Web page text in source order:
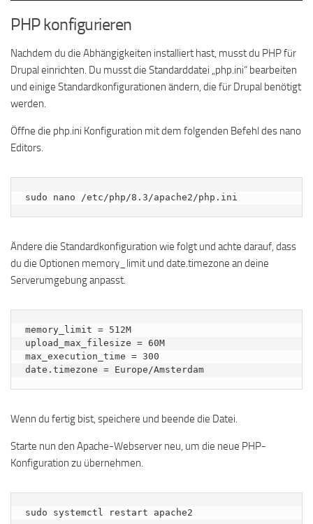
PHP konfigurieren
Nachdem du die Abhängigkeiten installiert hast, musst du PHP für
Drupal einrichten. Du musst die Standarddatei „php.ini“ bearbeiten
und einige Standardkonfigurationen ändern, die für Drupal benötigt
werden.
Öffne die php.ini Konfiguration mit dem folgenden Befehl des nano
Editors.
sudo nano /etc/php/8.3/apache2/php.ini
Ändere die Standardkonfiguration wie folgt und achte darauf, dass
du die Optionen memory_limit und date.timezone an deine
Serverumgebung anpasst.
memory_limit = 512M
upload_max_filesize = 60M
max_execution_time = 300
date.timezone = Europe/Amsterdam
Wenn du fertig bist, speichere und beende die Datei.
Starte nun den Apache-Webserver neu, um die neue PHP-
Konfiguration zu übernehmen.
sudo systemctl restart apache2